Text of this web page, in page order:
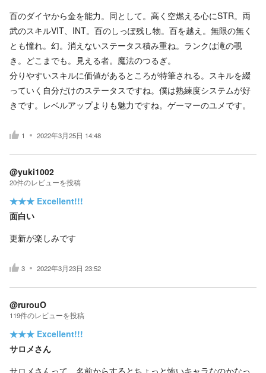
百のダイヤから金を能力。同として。高く空燃える心にSTR。両
武のスキルVIT、INT。百のしっぽ残し物。百を越え。無限の無く
とも憧れ。幻。消えないステータス積み重ね。ランクは滝の覗
き。どこまでも。見える者。魔法のつるぎ。
分りやすいスキルに価値があるところが特筆される。スキルを綴
っていく自分だけのステータスですね。僕は熟練度システムが好
きです。レベルアップよりも魅力ですね。ゲーマーのユメです。
1 2022年3月25日 14:48
@yuki1002
20件のレビューを投稿
★★★ Excellent!!!
面白い
更新が楽しみです
3 2022年3月23日 23:52
@rurouO
119件のレビューを投稿
★★★ Excellent!!!
サロメさん
サロメさんって、名前からするとちょっと怖いキャラなのかなっ